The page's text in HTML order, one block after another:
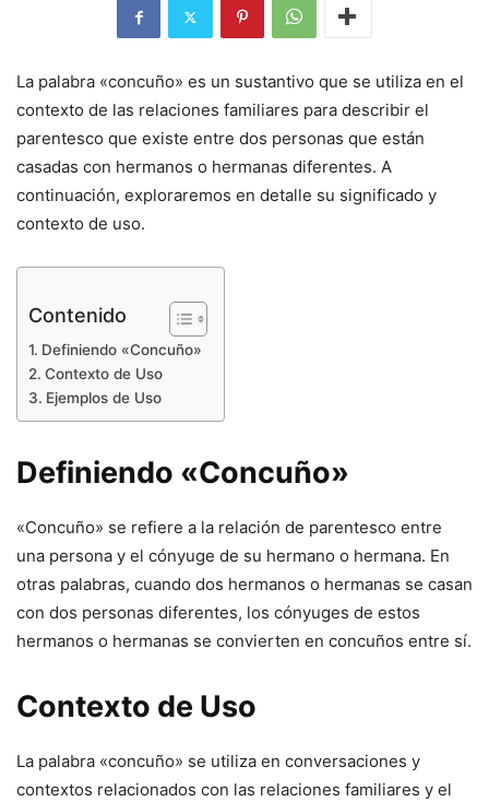
La palabra «concuño» es un sustantivo que se utiliza en el
contexto de las relaciones familiares para describir el
parentesco que existe entre dos personas que están
casadas con hermanos o hermanas diferentes. A
continuación, exploraremos en detalle su significado y
contexto de uso.
Contenido
Definiendo «Concuño»
Contexto de Uso
Ejemplos de Uso
Definiendo «Concuño»
«Concuño» se refiere a la relación de parentesco entre
una persona y el cónyuge de su hermano o hermana. En
otras palabras, cuando dos hermanos o hermanas se casan
con dos personas diferentes, los cónyuges de estos
hermanos o hermanas se convierten en concuños entre sí.
Contexto de Uso
La palabra «concuño» se utiliza en conversaciones y
contextos relacionados con las relaciones familiares y el